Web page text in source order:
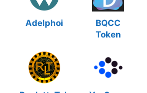
Adelphoi
BQCC
Token